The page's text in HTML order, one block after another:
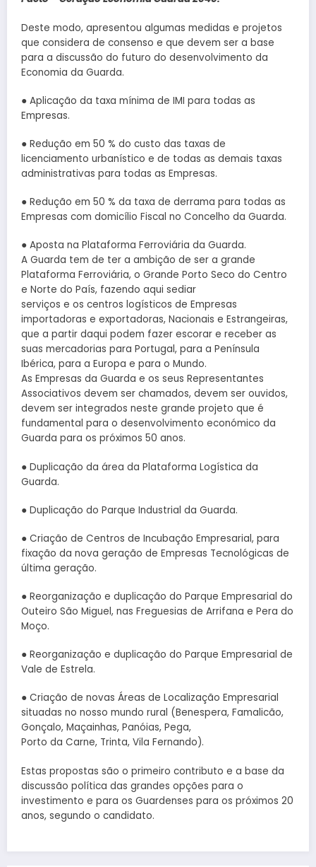
Deste modo, apresentou algumas medidas e projetos
que considera de consenso e que devem ser a base
para a discussão do futuro do desenvolvimento da
Economia da Guarda.
● Aplicação da taxa mínima de IMI para todas as
Empresas.
● Redução em 50 % do custo das taxas de
licenciamento urbanístico e de todas as demais taxas
administrativas para todas as Empresas.
● Redução em 50 % da taxa de derrama para todas as
Empresas com domicílio Fiscal no Concelho da Guarda.
● Aposta na Plataforma Ferroviária da Guarda.
A Guarda tem de ter a ambição de ser a grande
Plataforma Ferroviária, o Grande Porto Seco do Centro
e Norte do País, fazendo aqui sediar
serviços e os centros logísticos de Empresas
importadoras e exportadoras, Nacionais e Estrangeiras,
que a partir daqui podem fazer escorar e receber as
suas mercadorias para Portugal, para a Península
Ibérica, para a Europa e para o Mundo.
As Empresas da Guarda e os seus Representantes
Associativos devem ser chamados, devem ser ouvidos,
devem ser integrados neste grande projeto que é
fundamental para o desenvolvimento económico da
Guarda para os próximos 50 anos.
● Duplicação da área da Plataforma Logística da
Guarda.
● Duplicação do Parque Industrial da Guarda.
● Criação de Centros de Incubação Empresarial, para
fixação da nova geração de Empresas Tecnológicas de
última geração.
● Reorganização e duplicação do Parque Empresarial do
Outeiro São Miguel, nas Freguesias de Arrifana e Pera do
Moço.
● Reorganização e duplicação do Parque Empresarial de
Vale de Estrela.
● Criação de novas Áreas de Localização Empresarial
situadas no nosso mundo rural (Benespera, Famalicão,
Gonçalo, Maçainhas, Panóias, Pega,
Porto da Carne, Trinta, Vila Fernando).
Estas propostas são o primeiro contributo e a base da
discussão política das grandes opções para o
investimento e para os Guardenses para os próximos 20
anos, segundo o candidato.